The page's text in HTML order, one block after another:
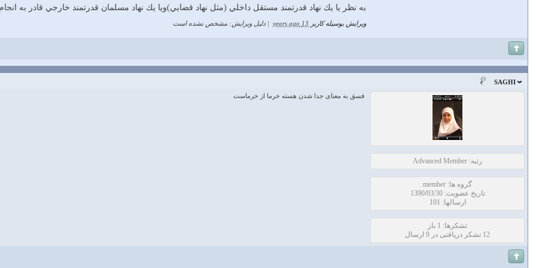
به نظر يا يك نهاد قدرتمند مستقل داخلي (مثل نهاد قضايي)ويا يك نهاد مسلمان قدرتمند خارجي قادر به
ویرایش بوسیله کاربر 13 years ago دلیل ویرایش: مشخص نشده است
SAGHI
رتبه: Advanced Member
گروه ها: member
تاریخ عضویت: 1390/03/30
ارسالها: 101
تشکرها: 1 بار
12 تشکر دریافتی در 9 ارسال
فسق به معنای جدا شدن هسته خرما از خرماست